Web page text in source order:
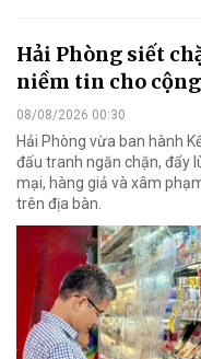
Hải Phòng siết
niềm tin cho
08/08/2026 00:30
Hải Phòng vừa ban hành
đấu tranh ngăn chặn, đẩy
mại, hàng giả và xâm
trên địa bàn.